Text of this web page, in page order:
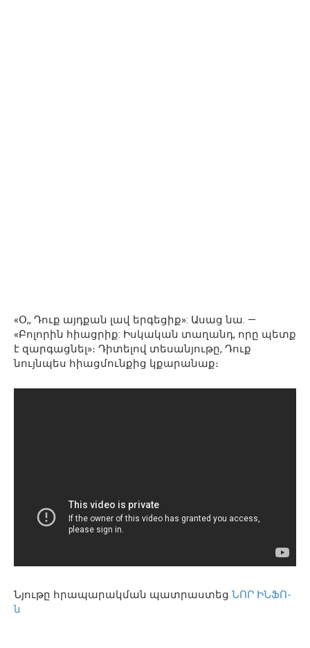
«Օ,, Դուք այդքան լավ երգեցիք»: Ասաց նա. —
«Բոլորին հիացրիք: Իսկական տաղանդ, որը պետք
է զարգացնել»։ Դիտելով տեսանյութը, Դուք
նույնպես հիացմունքից կքարանաք։
Նյութը հրապարակման պատրաստեց ՆՈՐ ԻՆՖՈ-
ն